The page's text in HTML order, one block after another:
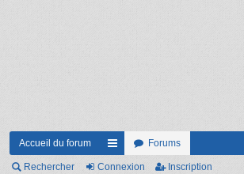
Accueil du forum
ac
Forums
Rechercher Connexion Inscription